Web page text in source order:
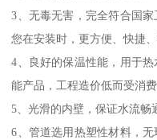
3、无毒无害，完全符合国
您在安装时，更方便、快捷、
4、良好的保温性能，用于
能产品，工程造价低而受消费
5、光滑的内壁，保证水流畅
6、管道选用热塑性材料，